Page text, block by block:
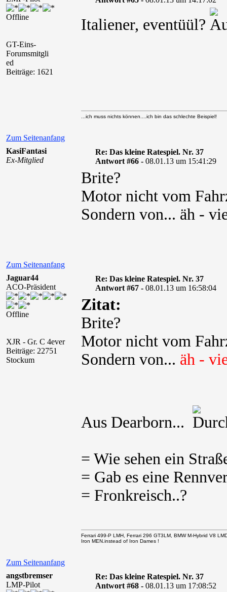
Offline
GT-Eins-
Forumsmitgli
ed
Beiträge: 1621
Italiener, eventüül?
Zum Seitenanfang
...ich muss nichts können....ich bin das schlechte Beispiel!
KasiFantasi
Ex-Mitglied
Re: Das kleine Ratespiel. Nr. 37
Antwort #66 - 08.01.13 um 15:41:29
Brite?
Motor nicht vom
Sondern von... äh -
Zum Seitenanfang
Jaguar44
ACO-Präsident
Offline
XJR - Gr. C 4ever
Beiträge: 22751
Stockum
Re: Das kleine Ratespiel. Nr. 37
Antwort #67 - 08.01.13 um 16:58:04
Zitat:
Brite?
Motor nicht vom
Sondern von... äh -
Aus Dearborn...
= Wie sehen ein
= Gab es eine
= Fronkreisch..?
Zum Seitenanfang
Ferrari 499-P LMH, Ferrari 296 GT3LM, BMW M-Hybrid V8
Iron MEN.instead of Iron Dames !
angstbremser
LMP-Pilot
Re: Das kleine Ratespiel. Nr. 37
Antwort #68 - 08.01.13 um 17:08:52